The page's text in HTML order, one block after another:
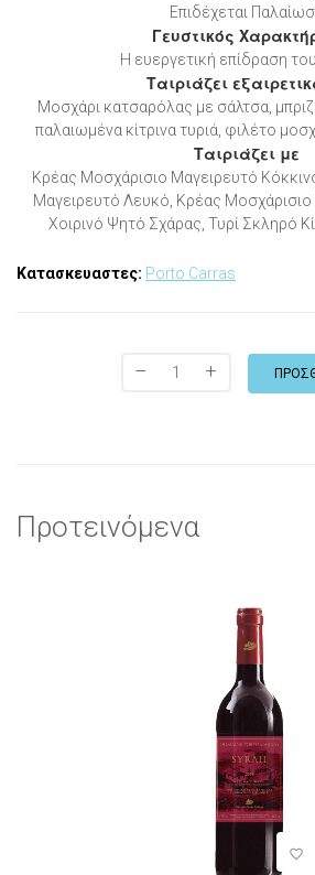
Επιδέχεται
Γευστικός
Η ευεργετική επίδραση
Ταιριάζει
Μοσχάρι κατσαρόλας με σάλτσα,
παλαιωμένα κίτρινα τυριά, φιλέτο
Ταιριάζει με
Κρέας Μοσχάρισιο Μαγειρευτό
Μαγειρευτό Λευκό, Κρέας
Χοιρινό Ψητό Σχάρας, Τυρί Σκληρό
Κατασκευαστες: Porto Carras
– +
Προτεινόμενα